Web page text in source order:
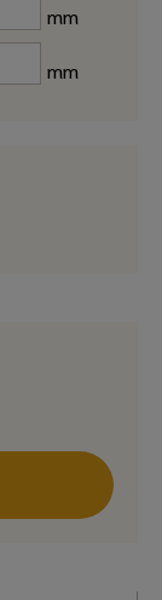
mm
mm